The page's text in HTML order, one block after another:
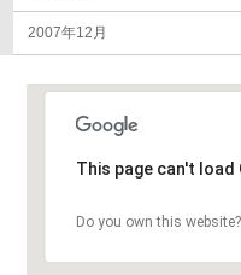
2007年12月
This page can't
Do you own this website?